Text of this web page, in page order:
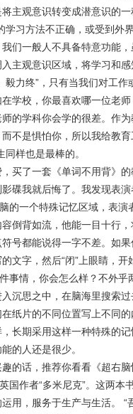
主观意识转变成潜意识的
学习方法不正确，或受到外
们一般人不具备特意功能
主观意识区域，将学习和
毅力终” ，只有当我们对工
学校，你最喜欢哪一位老
师的学科你会学的很差。作
不是惧怕你，所以我给教
样也是最棒的。
买了一套《单词不用背》
碟我就后悔了。我发现表
的一个特殊记忆区域，表
倒背如流，他能一目十行
号都能说得一字不差。如
文字，然后“闭” 上眼睛，
事情，你会怎么样？不外
沉思之中，在脑海里搜索
纸片的不同位置写上不同
长期采用这样一种特殊的
的人还是很少。
的话，推荐你看看《超右
国作者“多米尼克”。这两本
用，服务于生产与生活。